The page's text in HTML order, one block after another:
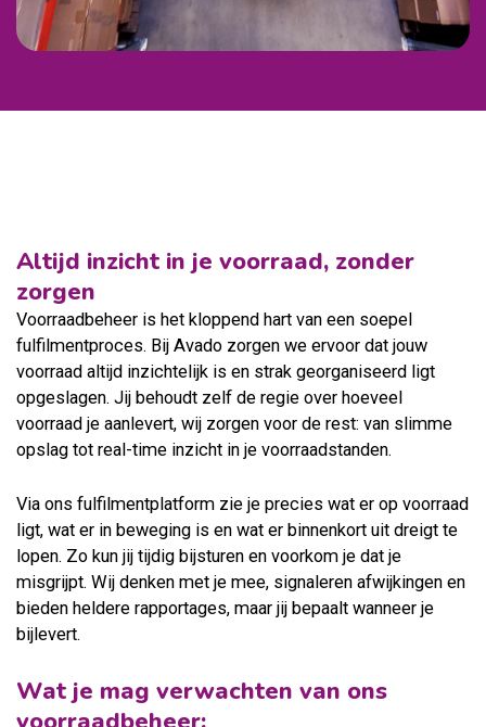
Altijd inzicht in je voorraad, zonder
zorgen
Voorraadbeheer is het kloppend hart van een soepel
fulfilmentproces. Bij Avado zorgen we ervoor dat jouw
voorraad altijd inzichtelijk is en strak georganiseerd ligt
opgeslagen. Jij behoudt zelf de regie over hoeveel
voorraad je aanlevert, wij zorgen voor de rest: van slimme
opslag tot real-time inzicht in je voorraadstanden.
Via ons fulfilmentplatform zie je precies wat er op voorraad
ligt, wat er in beweging is en wat er binnenkort uit dreigt te
lopen. Zo kun jij tijdig bijsturen en voorkom je dat je
misgrijpt. Wij denken met je mee, signaleren afwijkingen en
bieden heldere rapportages, maar jij bepaalt wanneer je
bijlevert.
Wat je mag verwachten van ons